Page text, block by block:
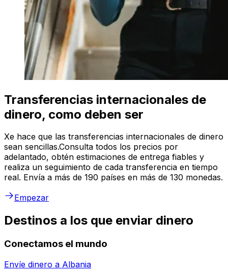
Transferencias internacionales de
dinero, como deben ser
Xe hace que las transferencias internacionales de dinero
sean sencillas.Consulta todos los precios por
adelantado, obtén estimaciones de entrega fiables y
realiza un seguimiento de cada transferencia en tiempo
real. Envía a más de 190 países en más de 130 monedas.
Empezar
Destinos a los que enviar dinero
Conectamos el mundo
Envíe dinero a Albania